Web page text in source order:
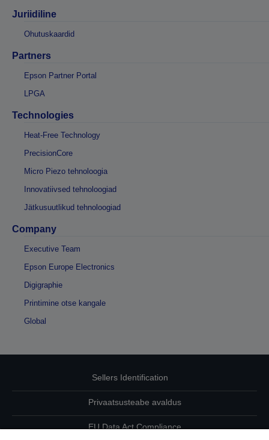
Juriidiline
Ohutuskaardid
Partners
Epson Partner Portal
LPGA
Technologies
Heat-Free Technology
PrecisionCore
Micro Piezo tehnoloogia
Innovatiivsed tehnoloogiad
Jätkusuutlikud tehnoloogiad
Company
Executive Team
Epson Europe Electronics
Digigraphie
Printimine otse kangale
Global
Sellers Identification
Privaatsusteabe avaldus
EU Data Act Compliance